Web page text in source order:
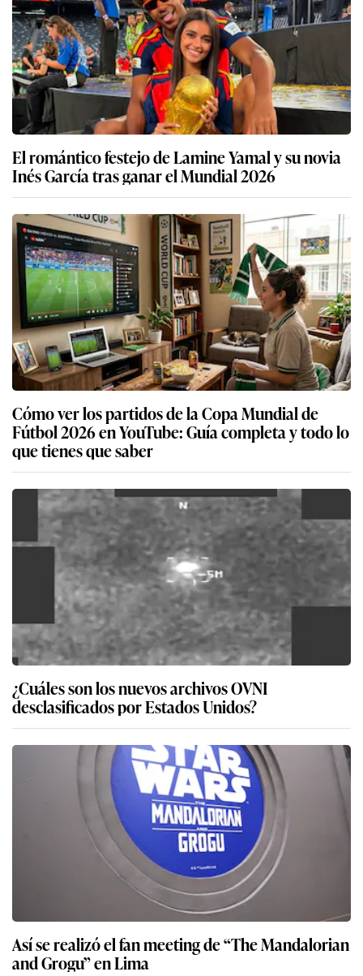
El romántico festejo de Lamine Yamal y su novia
Inés García tras ganar el Mundial 2026
Cómo ver los partidos de la Copa Mundial de
Fútbol 2026 en YouTube: Guía completa y todo lo
que tienes que saber
¿Cuáles son los nuevos archivos OVNI
desclasificados por Estados Unidos?
Así se realizó el fan meeting de “The Mandalorian
and Grogu” en Lima